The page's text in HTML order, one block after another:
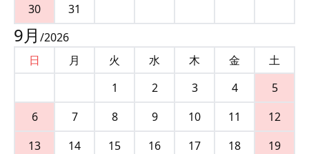
30
31
9月 /2026
日
月 火 水 木 金
土
1
2 3 4
5
6
7 8 9 10 11
12
13
14 15 16 17 18
19